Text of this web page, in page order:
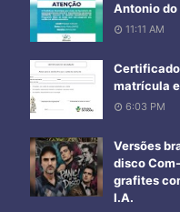
Antonio do
11:11 AM
matrícula
6:03 PM
Versões
disco
grafites
I.A.